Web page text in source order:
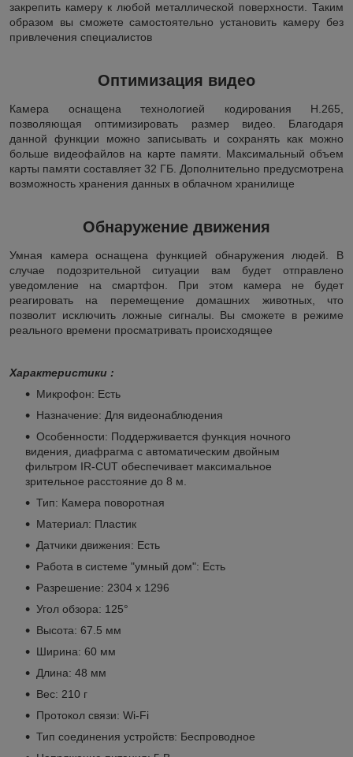
закрепить камеру к любой металлической поверхности. Таким
образом вы сможете самостоятельно установить камеру без
привлечения специалистов
Оптимизация видео
Камера оснащена технологией кодирования H.265,
позволяющая оптимизировать размер видео. Благодаря
данной функции можно записывать и сохранять как можно
больше видеофайлов на карте памяти. Максимальный объем
карты памяти составляет 32 ГБ. Дополнительно предусмотрена
возможность хранения данных в облачном хранилище
Обнаружение движения
Умная камера оснащена функцией обнаружения людей. В
случае подозрительной ситуации вам будет отправлено
уведомление на смартфон. При этом камера не будет
реагировать на перемещение домашних животных, что
позволит исключить ложные сигналы. Вы сможете в режиме
реального времени просматривать происходящее
Характеристики :
Микрофон: Есть
Назначение: Для видеонаблюдения
Особенности: Поддерживается функция ночного
видения, диафрагма с автоматическим двойным
фильтром IR-CUT обеспечивает максимальное
зрительное расстояние до 8 м.
Тип: Камера поворотная
Материал: Пластик
Датчики движения: Есть
Работа в системе "умный дом": Есть
Разрешение: 2304 x 1296
Угол обзора: 125°
Высота: 67.5 мм
Ширина: 60 мм
Длина: 48 мм
Вес: 210 г
Протокол связи: Wi-Fi
Тип соединения устройств: Беспроводное